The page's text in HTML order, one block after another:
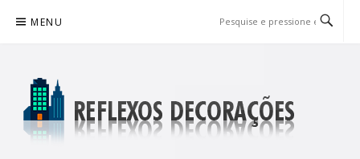
para
MENU